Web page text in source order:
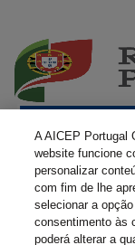
A AICEP Portugal
website funcione
personalizar
com fim de lhe
selecionar a
consentimento às
poderá alterar a